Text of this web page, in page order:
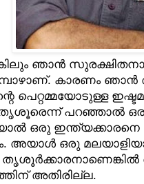
ഞാന്‍
കാരണം ഞാന്‍
പെറ്റമ്മയോടുള്ള
പറഞ്ഞാല്‍
ഒരു
അയാള്‍ ഒരു
അതിരില്ല.